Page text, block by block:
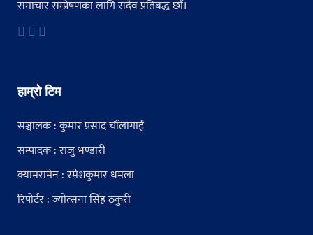
समाचार सम्प्रेषणका लागि सदैव प्रतिबद्ध छौं।
हाम्रो टिम
सञ्चालक : कुमार प्रसाद चौंलागाईं
सम्पादक : राजु भण्डारी
क्यामरामेन : रमेशकुमार धमला
रिपोर्टर : ज्योत्सना सिंह ठकुरी